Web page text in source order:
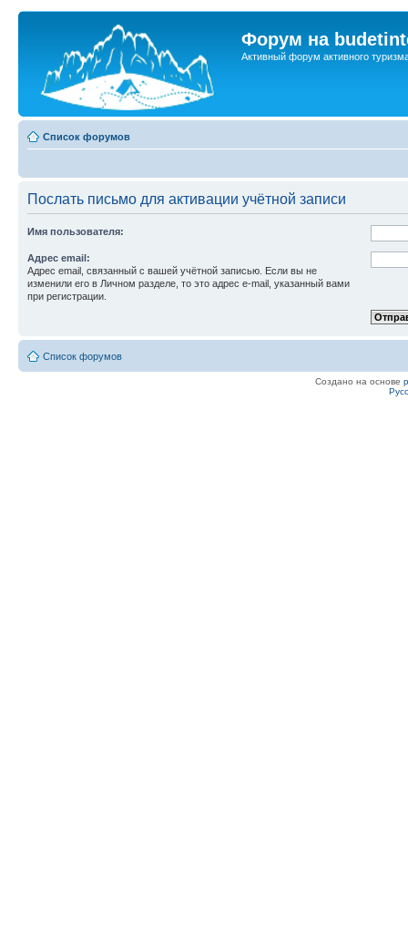
Форум на
Активный форум активного
Список форумов
Послать письмо для активации учётной записи
Имя пользователя:
Адрес email:
Адрес email, связанный с вашей учётной записью. Если вы не
изменили его в Личном разделе, то это адрес e-mail, указанный вами
при регистрации.
Список форумов
Создано на основе